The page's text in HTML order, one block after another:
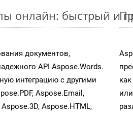
онлайн: быстрый и
документов,
API Aspose.Words.
интеграцию с другими
Aspose.Email,
Aspose.HTML,